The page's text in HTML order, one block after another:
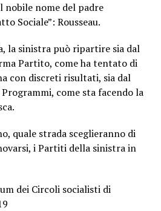
nobile nome del padre
Sociale”: Rousseau.
la sinistra può ripartire sia dal
Partito, come ha tentato di
con discreti risultati, sia dal
come sta facendo la
quale strada sceglieranno di
i Partiti della sinistra in
dei Circoli socialisti di